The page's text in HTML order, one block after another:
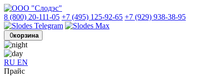
8 (800) 20-111-05 +7 (495) 125-92-65 +7 (929) 938-38-95
0корзина
RU EN
Прайс